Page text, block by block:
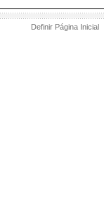
Definir Página Inicial